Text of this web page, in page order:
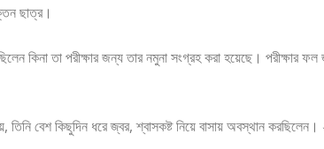
ছাত্র।
কিনা তা পরীক্ষার জন্য তার নমুনা সংগ্রহ করা হয়েছে। পরীক্ষার ফল
তিনি বেশ কিছুদিন ধরে জ্বর, শ্বাসকষ্ট নিয়ে বাসায় অবস্থান